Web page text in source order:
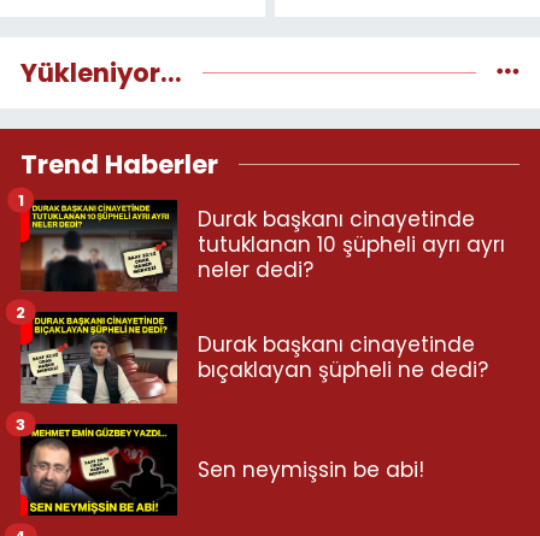
Yükleniyor...
Trend Haberler
Durak başkanı cinayetinde
tutuklanan 10 şüpheli ayrı ayrı
neler dedi?
1
Durak başkanı cinayetinde
bıçaklayan şüpheli ne dedi?
2
Sen neymişsin be abi!
3